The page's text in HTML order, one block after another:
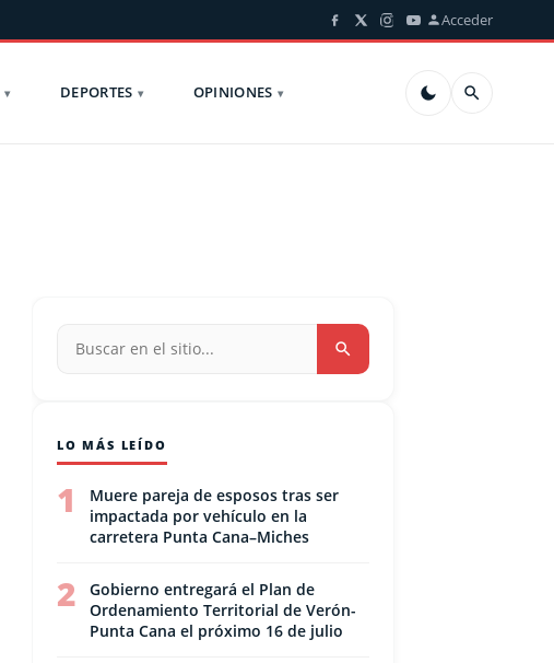
Acceder
DEPORTES OPINIONES
LO MÁS LEÍDO
1
Muere pareja de esposos tras ser
impactada por vehículo en la
carretera Punta Cana–Miches
2
Gobierno entregará el Plan de
Ordenamiento Territorial de Verón-
Punta Cana el próximo 16 de julio